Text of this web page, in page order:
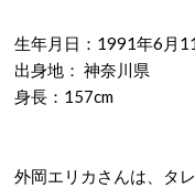
生年月日：1991年6月
出身地： 神奈川県
身長：157cm
外岡エリカさんは、タ